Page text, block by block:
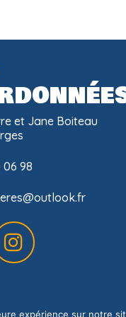
et Jane Boiteau
98
expérience sur notre